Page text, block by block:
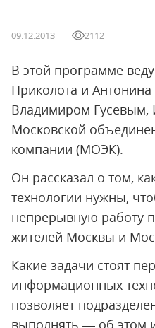
09.12.2013 2112
В этой программе
Приколота и Антонина
Владимиром Гусевым,
Московской
компании (МОЭК).
Он рассказал о том,
технологии нужны,
непрерывную работу
жителей Москвы и
Какие задачи стоят
информационных
позволяет
выполнять — об этом